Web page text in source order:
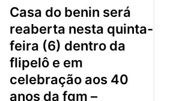
casa do benin será
reaberta nesta quinta-
feira (6) dentro da
flipelô e em
celebração aos 40
anos da fgm –